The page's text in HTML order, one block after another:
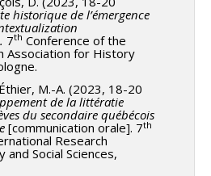
historique de l’émergence
. 7th Conference of the
Association for History
M.-A. (2023, 18-20
de la littératie
du secondaire québécois
[communication orale]. 7th
Research
Social Sciences,